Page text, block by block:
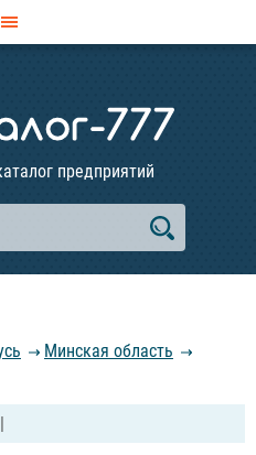
предприятий
Минская область
|